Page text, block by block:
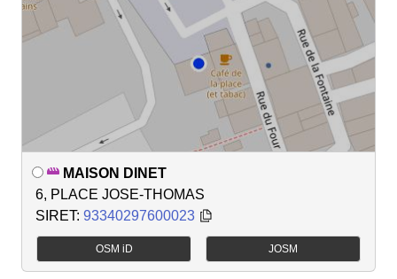
MAISON DINET
6, PLACE JOSE-THOMAS
SIRET: 93340297600023
OSM iD JOSM